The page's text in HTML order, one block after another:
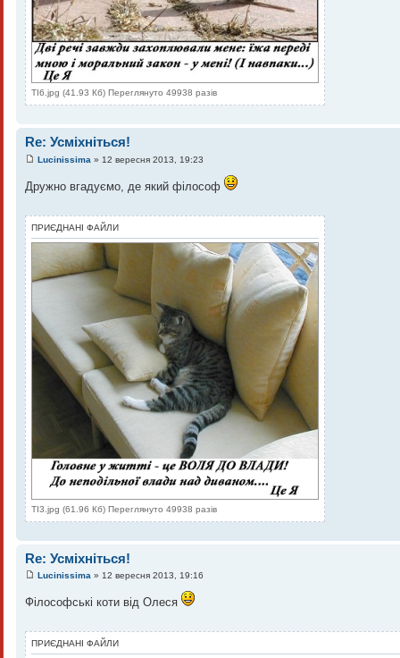
TI6.jpg (41.93 Кб) Переглянуто 49938 разів
Re: Усміхніться!
Lucinissima » 12 вересня 2013, 19:23
Дружно вгадуємо, де який філософ
ПРИЄДНАНІ ФАЙЛИ
TI3.jpg (61.96 Кб) Переглянуто 49938 разів
Re: Усміхніться!
Lucinissima » 12 вересня 2013, 19:16
Філософські коти від Олеся
ПРИЄДНАНІ ФАЙЛИ